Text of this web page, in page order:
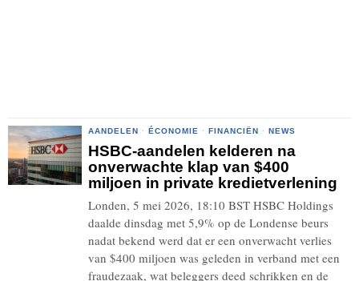
AANDELEN · ÉCONOMIE · FINANCIËN · NEWS
HSBC-aandelen kelderen na
onverwachte klap van $400
miljoen in private kredietverlening
Londen, 5 mei 2026, 18:10 BST HSBC Holdings
daalde dinsdag met 5,9% op de Londense beurs
nadat bekend werd dat er een onverwacht verlies
van $400 miljoen was geleden in verband met een
fraudezaak, wat beleggers deed schrikken en de